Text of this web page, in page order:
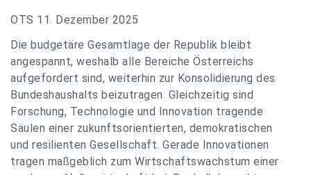
OTS 11. Dezember 2025
Die budgetäre Gesamtlage der Republik bleibt
angespannt, weshalb alle Bereiche Österreichs
aufgefordert sind, weiterhin zur Konsolidierung des
Bundeshaushalts beizutragen. Gleichzeitig sind
Forschung, Technologie und Innovation tragende
Säulen einer zukunftsorientierten, demokratischen
und resilienten Gesellschaft. Gerade Innovationen
tragen maßgeblich zum Wirtschaftswachstum einer